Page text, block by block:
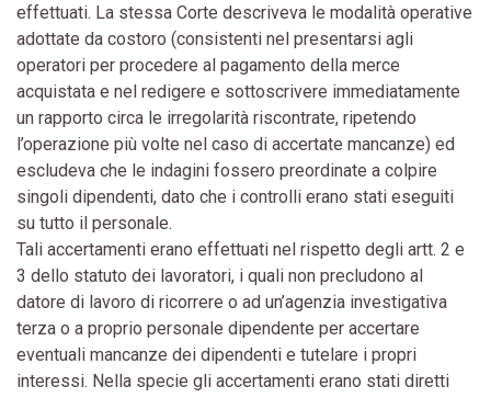
effettuati. La stessa Corte descriveva le modalità operative
adottate da costoro (consistenti nel presentarsi agli
operatori per procedere al pagamento della merce
acquistata e nel redigere e sottoscrivere immediatamente
un rapporto circa le irregolarità riscontrate, ripetendo
l’operazione più volte nel caso di accertate mancanze) ed
escludeva che le indagini fossero preordinate a colpire
singoli dipendenti, dato che i controlli erano stati eseguiti
su tutto il personale.
Tali accertamenti erano effettuati nel rispetto degli artt. 2 e
3 dello statuto dei lavoratori, i quali non precludono al
datore di lavoro di ricorrere o ad un’agenzia investigativa
terza o a proprio personale dipendente per accertare
eventuali mancanze dei dipendenti e tutelare i propri
interessi. Nella specie gli accertamenti erano stati diretti